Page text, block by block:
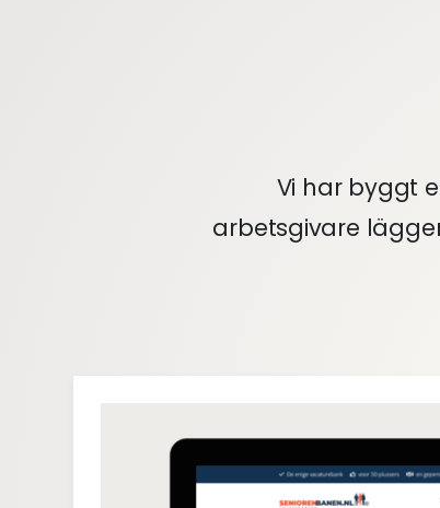
Vi har byggt
arbetsgivare